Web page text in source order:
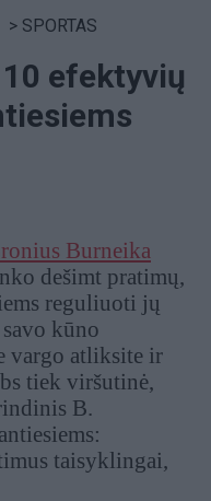
> SPORTAS
efektyvių
Burneika
dešimt pratimų,
reguliuoti jų
kūno
vargo atliksite ir
tiek viršutinė,
B.
taisyklingai,